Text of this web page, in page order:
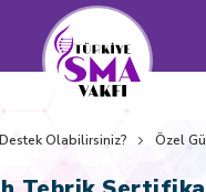
Olabilirsiniz? Özel